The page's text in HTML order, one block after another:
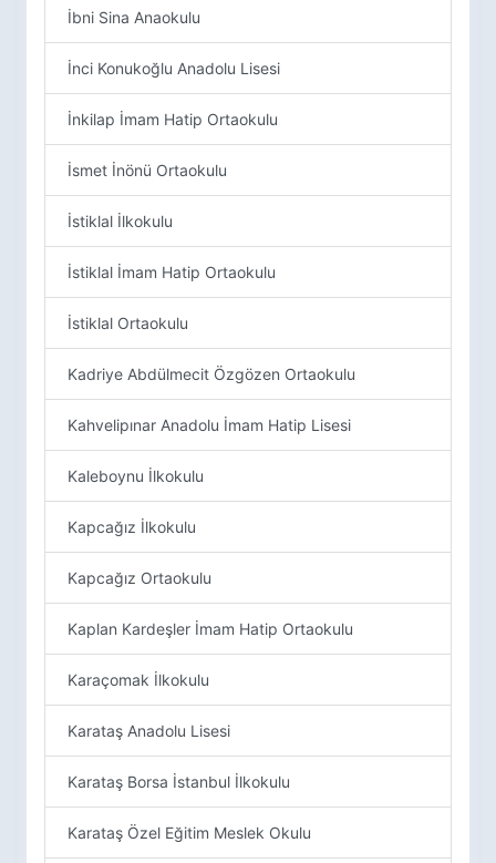
İbni Sina Anaokulu
İnci Konukoğlu Anadolu Lisesi
İnkilap İmam Hatip Ortaokulu
İsmet İnönü Ortaokulu
İstiklal İlkokulu
İstiklal İmam Hatip Ortaokulu
İstiklal Ortaokulu
Kadriye Abdülmecit Özgözen Ortaokulu
Kahvelipınar Anadolu İmam Hatip Lisesi
Kaleboynu İlkokulu
Kapcağız İlkokulu
Kapcağız Ortaokulu
Kaplan Kardeşler İmam Hatip Ortaokulu
Karaçomak İlkokulu
Karataş Anadolu Lisesi
Karataş Borsa İstanbul İlkokulu
Karataş Özel Eğitim Meslek Okulu